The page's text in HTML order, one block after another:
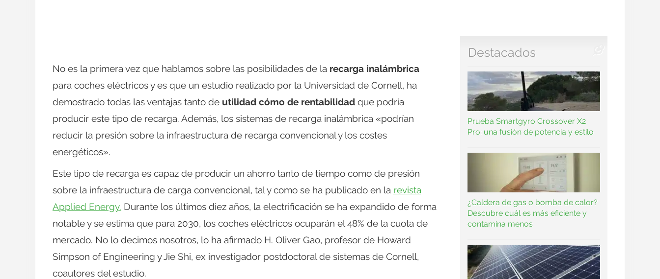
No es la primera vez que hablamos sobre las posibilidades de la recarga inalámbrica
para coches eléctricos y es que un estudio realizado por la Universidad de Cornell, ha
demostrado todas las ventajas tanto de utilidad cómo de rentabilidad que podría
producir este tipo de recarga. Además, los sistemas de recarga inalámbrica «podrían
reducir la presión sobre la infraestructura de recarga convencional y los costes
energéticos».
Este tipo de recarga es capaz de producir un ahorro tanto de tiempo como de presión
sobre la infraestructura de carga convencional, tal y como se ha publicado en la revista
Applied Energy. Durante los últimos diez años, la electrificación se ha expandido de forma
notable y se estima que para 2030, los coches eléctricos ocuparán el 48% de la cuota de
mercado. No lo decimos nosotros, lo ha afirmado H. Oliver Gao, profesor de Howard
Simpson of Engineering y Jie Shi, ex investigador postdoctoral de sistemas de Cornell,
coautores del estudio.
Destacados
Prueba Smartgyro Crossover X2
Pro: una fusión de potencia y estilo
¿Caldera de gas o bomba de calor?
Descubre cuál es más eficiente y
contamina menos